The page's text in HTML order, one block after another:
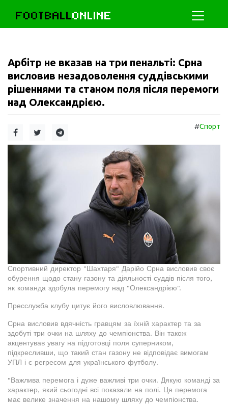
FOOTBALLONLINE
Арбітр не вказав на три пенальті: Срна
висловив незадоволення суддівськими
рішеннями та станом поля після перемоги
над Олександрією.
#Спорт
Спортивний директор "Шахтаря" Дарійо Срна висловив своє
обурення щодо стану газону та діяльності суддів після того,
як команда здобула перемогу над "Олександрією".
Пресслужба клубу цитує його висловлювання.
Срна висловив вдячність гравцям за їхній характер та за
здобуті три очки на шляху до чемпіонства. Він також
акцентував увагу на підготовці поля суперником,
підкресливши, що такий стан газону не відповідає вимогам
УПЛ і є регресом для українського футболу.
"Важлива перемога і дуже важливі три очки. Дякую команді за
характер, який сьогодні всі показали на полі. Ця перемога
має велике значення на нашому шляху до чемпіонства.